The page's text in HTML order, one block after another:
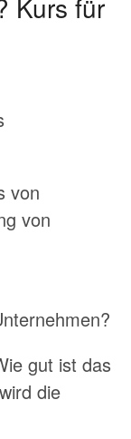
von
von
gut ist das
die